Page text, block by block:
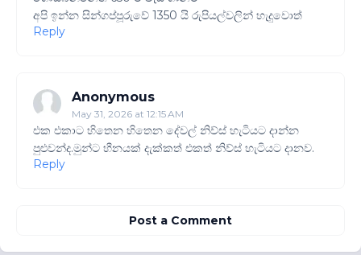
අපි ඉන්න සින්ගප්පූරුවේ 1350 යි රුපියල්වලින් හැදුවොත්
Reply
Anonymous
May 31, 2026 at 12:15 AM
එක එකාට හිතෙන හිතෙන දේවල් නිව්ස් හැටියට දාන්න
පුළුවන්ද.මුන්ට හීනයක් දැක්කත් එකත් නිව්ස් හැටියට දානව.
Reply
Post a Comment